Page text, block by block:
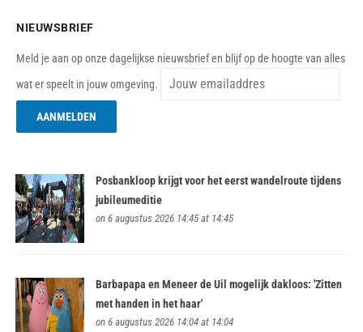
NIEUWSBRIEF
Meld je aan op onze dagelijkse nieuwsbrief en blijf op de hoogte van alles
wat er speelt in jouw omgeving.
Posbankloop krijgt voor het eerst wandelroute tijdens
jubileumeditie
on 6 augustus 2026 14:45 at 14:45
Barbapapa en Meneer de Uil mogelijk dakloos: 'Zitten
met handen in het haar'
on 6 augustus 2026 14:04 at 14:04